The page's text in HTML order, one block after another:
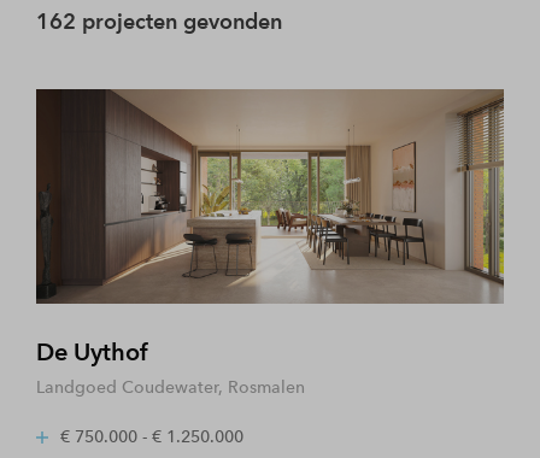
162 projecten gevonden
De Uythof
Landgoed Coudewater, Rosmalen
€ 750.000 - € 1.250.000